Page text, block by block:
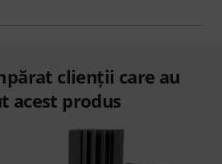
clienții care au
acest produs